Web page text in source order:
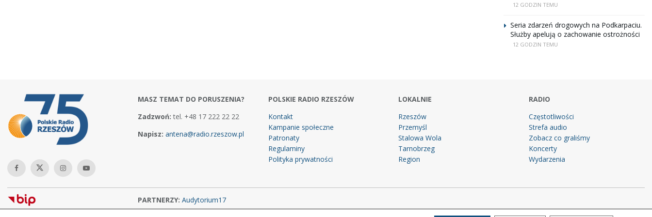
12 GODZIN TEMU
Seria zdarzeń drogowych na Podkarpaciu.
Służby apelują o zachowanie ostrożności
12 GODZIN TEMU
MASZ TEMAT DO PORUSZENIA?
Zadzwoń: tel. +48 17 222 22 22
Napisz: antena@radio.rzeszow.pl
POLSKIE RADIO RZESZÓW
Kontakt
Kampanie społeczne
Patronaty
Regulaminy
Polityka prywatności
LOKALNIE
Rzeszów
Przemyśl
Stalowa Wola
Tarnobrzeg
Region
RADIO
Częstotliwości
Strefa audio
Zobacz co graliśmy
Koncerty
Wydarzenia
PARTNERZY: Audytorium17